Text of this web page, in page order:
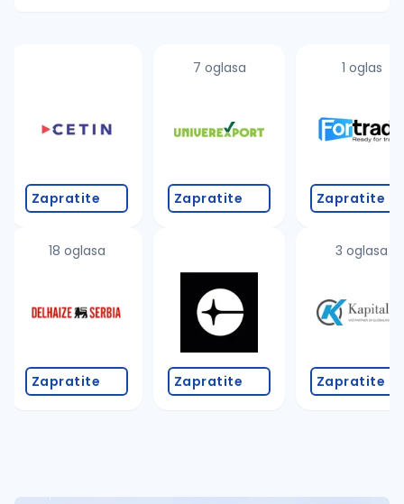
proverite pravopisne greške (koristite č, ć, š, đ,
promenite odabrane filtere pretrage
Zapratite
18 oglasa
Zapratite
7 oglasa
Zapratite
Zapratite
1 oglas
Zapratite
3 oglasa
Zapratite